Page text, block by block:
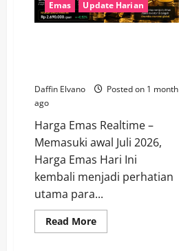
Kenaikan
dalam
Jangka
Emas Update Harian
Daffin Elvano
Posted on 1 month
ago
Harga Emas Realtime –
Memasuki awal Juli 2026,
Harga Emas Hari Ini
kembali menjadi perhatian
utama para...
Read MoreRead
more